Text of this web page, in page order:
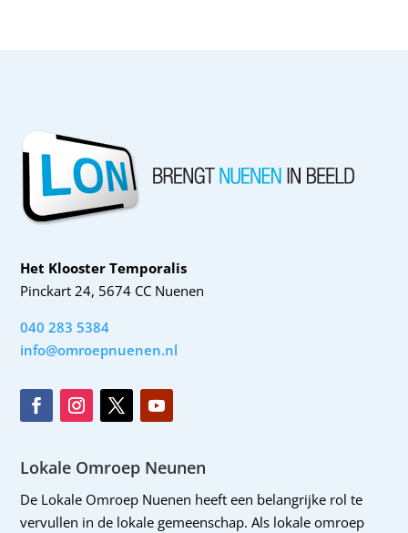
Het Klooster Temporalis
Pinckart 24, 5674 CC Nuenen
040 283 5384
info@omroepnuenen.nl
Lokale Omroep Neunen
De Lokale Omroep Nuenen heeft een belangrijke rol te
vervullen in de lokale gemeenschap. Als lokale omroep